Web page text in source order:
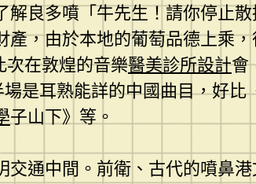
良多噴「牛先生！請你停止
，由於本地的葡萄品德上乘
次在敦煌的音樂醫美診所設計會
是耳熟能詳的中國曲目，好
子山下》等。
通中間。前衛、古代的噴鼻